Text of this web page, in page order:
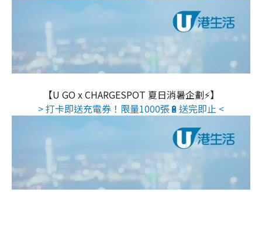
【U GO x CHARGESPOT 夏日消暑企劃⚡】
> 打卡即送充電券！限量1000張🔋送完即止 <